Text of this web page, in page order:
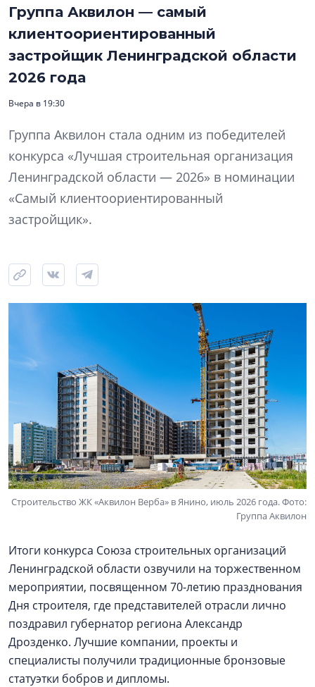
Группа Аквилон — самый
клиентоориентированный
застройщик Ленинградской области
2026 года
Вчера в 19:30
Группа Аквилон стала одним из победителей
конкурса «Лучшая строительная организация
Ленинградской области — 2026» в номинации
«Самый клиентоориентированный
застройщик».
Строительство ЖК «Аквилон Верба» в Янино, июль 2026 года. Фото:
Группа Аквилон
Итоги конкурса Союза строительных организаций
Ленинградской области озвучили на торжественном
мероприятии, посвященном 70-летию празднования
Дня строителя, где представителей отрасли лично
поздравил губернатор региона Александр
Дрозденко. Лучшие компании, проекты и
специалисты получили традиционные бронзовые
статуэтки бобров и дипломы.